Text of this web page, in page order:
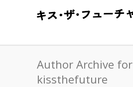
Author Archive for
kissthefuture